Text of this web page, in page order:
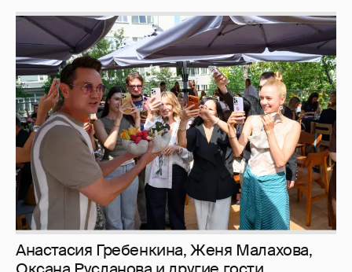
Анастасия Гребенкина, Женя Малахова,